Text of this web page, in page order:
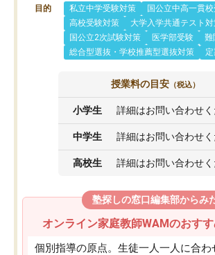
目的 私立中学受験対策
国公立中高一貫
高校受験対策
大学入学共通テスト
国公立2次試験対策
医学部受験
難
総合型選抜・学校推薦型選抜対策
授業料の目安 （税込）
小学生 詳細はお問い合わせ
中学生 詳細はお問い合わせ
高校生 詳細はお問い合わせ
塾探しの窓口編集部からみ
オンライン家庭教師WAMのおす
個別指導の原点。生徒一人一人に合わ